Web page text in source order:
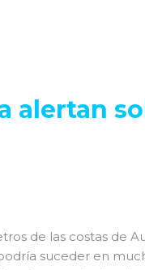
alertan
de las costas de
suceder en